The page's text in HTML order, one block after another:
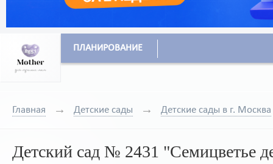
ПЛАНИРОВАНИЕ
Главная Детские сады Детские сады в г. Москва
Детский сад № 2431